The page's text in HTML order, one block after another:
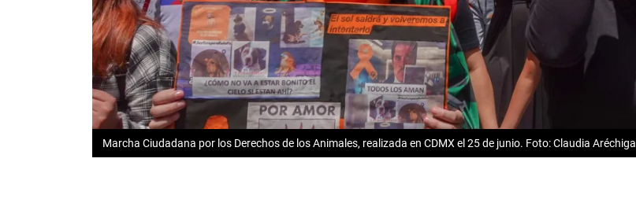
Marcha Ciudadana por los Derechos de los Animales, realizada en CDMX el 25 de junio. Foto: Claudia Aréchiga